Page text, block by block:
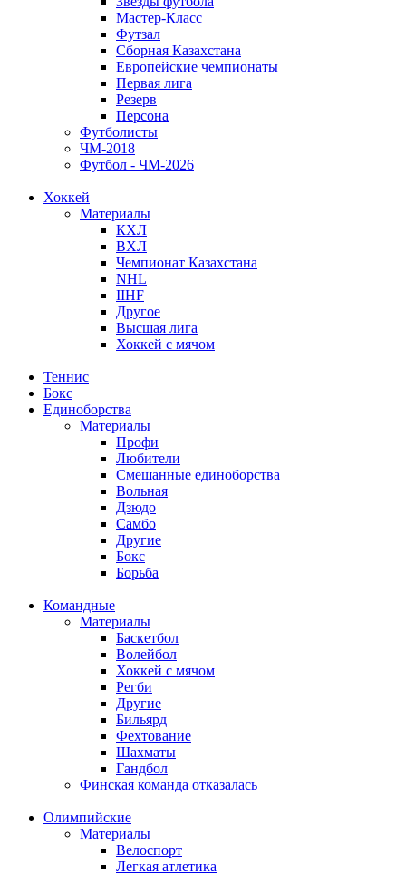
Мастер-Класс
Футзал
Сборная Казахстана
Европейские чемпионаты
Первая лига
Резерв
Персона
Футболисты
ЧМ-2018
Футбол - ЧМ-2026
Хоккей
Материалы
КХЛ
ВХЛ
Чемпионат Казахстана
NHL
IIHF
Другое
Высшая лига
Хоккей с мячом
Теннис
Бокс
Единоборства
Материалы
Профи
Любители
Смешанные единоборства
Вольная
Дзюдо
Самбо
Другие
Бокс
Борьба
Командные
Материалы
Баскетбол
Волейбол
Хоккей с мячом
Регби
Другие
Бильярд
Фехтование
Шахматы
Гандбол
Финская команда отказалась
Олимпийские
Материалы
Велоспорт
Легкая атлетика